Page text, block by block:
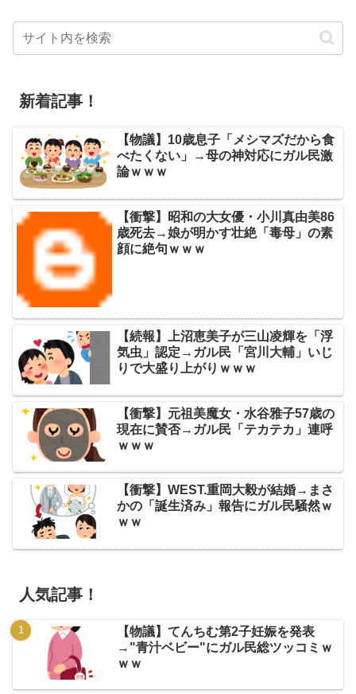
新着記事！
【物議】10歳息子「メシマズだから食
べたくない」→母の神対応にガル民激
論ｗｗｗ
【衝撃】昭和の大女優・小川真由美86
歳死去→娘が明かす壮絶「毒母」の素
顔に絶句ｗｗｗ
【続報】上沼恵美子が三山凌輝を「浮
気虫」認定→ガル民「宮川大輔」いじ
りで大盛り上がりｗｗｗ
【衝撃】元祖美魔女・水谷雅子57歳の
現在に賛否→ガル民「テカテカ」連呼
ｗｗｗ
【衝撃】WEST.重岡大毅が結婚→まさ
かの「誕生済み」報告にガル民騒然ｗ
ｗｗ
人気記事！
【物議】てんちむ第2子妊娠を発表
→"青汁ベビー"にガル民総ツッコミｗ
ｗｗ